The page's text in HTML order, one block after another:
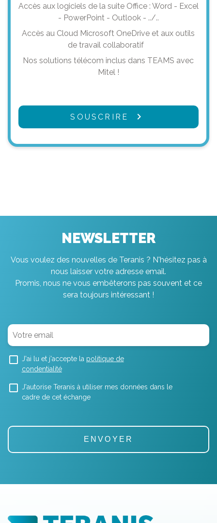
Accès aux logiciels de la suite Office : Word - Excel
- PowerPoint - Outlook - ../..
Accès au Cloud Microsoft OneDrive et aux outils
de travail collaboratif
Nos solutions télécom inclus dans TEAMS avec
Mitel !
SOUSCRIRE
NEWSLETTER
Vous voulez des nouvelles de Teranis ? N'hésitez pas à
nous laisser votre adresse email.
Promis, nous ne vous embêterons pas souvent et ce
sera toujours intéressant !
J'ai lu et j'accepte la politique de
condentialité
J'autorise Teranis à utiliser mes données dans le
cadre de cet échange